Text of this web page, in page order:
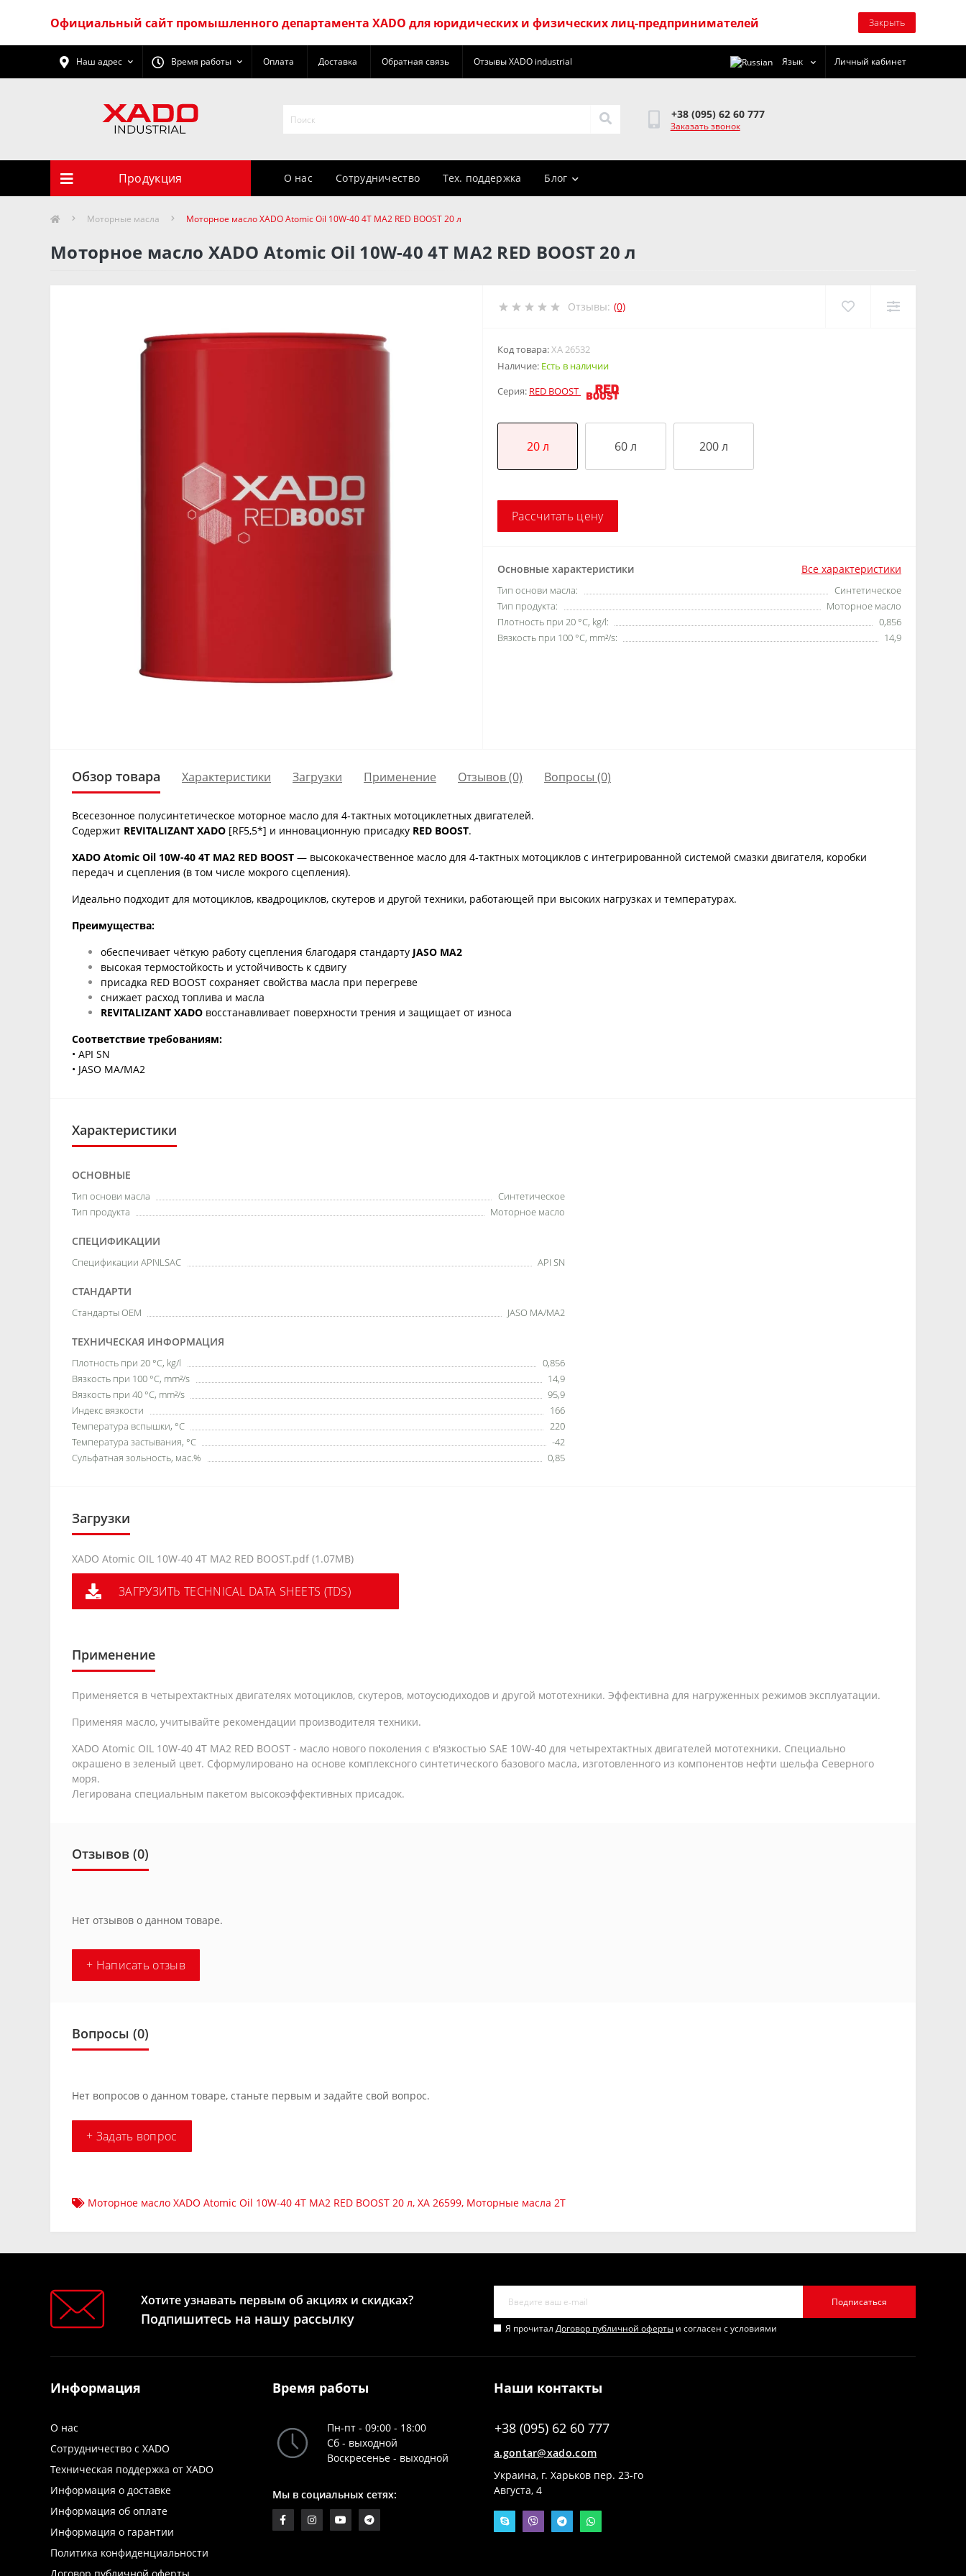
Официальный сайт промышленного департамента XADO для юридических и физических лиц-предпринимателей Закрыть
Наш адрес Время работы Оплата Доставка Обратная связь Отзывы XADO industrial Язык Личный кабинет
+38 (095) 62 60 777
Заказать звонок
Продукция О нас Сотрудничество Тех. поддержка Блог
Моторные масла Моторное масло XADO Atomic Oil 10W-40 4T MA2 RED BOOST 20 л
Моторное масло XADO Atomic Oil 10W-40 4T MA2 RED BOOST 20 л
Отзывы: (0)
Код товара:XA 26532
Наличие: Есть в наличии
Серия: RED BOOST
20 л 60 л 200 л
Рассчитать цену
Основные характеристики Все характеристики
Тип основи масла:
Синтетическое
Тип продукта:
Моторное масло
Плотность при 20 °С, kg/l:
0,856
Вязкость при 100 °C, mm²/s:
14,9
Обзор товара Характеристики Загрузки Применение Отзывов (0) Вопросы (0)
Всесезонное полусинтетическое моторное масло для 4-тактных мотоциклетных двигателей.
Содержит REVITALIZANT XADO [RF5,5*] и инновационную присадку RED BOOST.
XADO Atomic Oil 10W-40 4T MA2 RED BOOST — высококачественное масло для 4-тактных мотоциклов с интегрированной системой смазки двигателя, коробки
передач и сцепления (в том числе мокрого сцепления).
Идеально подходит для мотоциклов, квадроциклов, скутеров и другой техники, работающей при высоких нагрузках и температурах.
Преимущества:
обеспечивает чёткую работу сцепления благодаря стандарту JASO MA2
высокая термостойкость и устойчивость к сдвигу
присадка RED BOOST сохраняет свойства масла при перегреве
снижает расход топлива и масла
REVITALIZANT XADO восстанавливает поверхности трения и защищает от износа
Соответствие требованиям:
• API SN
• JASO MA/MA2
Характеристики
ОСНОВНЫЕ
Тип основи масла
Синтетическое
Тип продукта
Моторное масло
СПЕЦИФИКАЦИИ
Спецификации API\ILSAC API SN
СТАНДАРТИ
Стандарты OEM JASO MA/MA2
ТЕХНИЧЕСКАЯ ИНФОРМАЦИЯ
Плотность при 20 °С, kg/l
0,856
Вязкость при 100 °C, mm²/s
14,9
Вязкость при 40 °C, mm²/s
95,9
Индекс вязкости
166
Температура вспышки, °C
220
Температура застывания, °C
-42
Сульфатная зольность, мас.%
0,85
Загрузки
XADO Atomic OIL 10W-40 4T MA2 RED BOOST.pdf (1.07MB)
ЗАГРУЗИТЬ TECHNICAL DATA SHEETS (TDS)
Применение
Применяется в четырехтактных двигателях мотоциклов, скутеров, мотоусюдиходов и другой мототехники. Эффективна для нагруженных режимов эксплуатации.
Применяя масло, учитывайте рекомендации производителя техники.
XADO Atomic OIL 10W-40 4T MA2 RED BOOST - масло нового поколения с в'язкостью SAE 10W-40 для четырехтактных двигателей мототехники. Специально
окрашено в зеленый цвет. Сформулировано на основе комплексного синтетического базового масла, изготовленного из компонентов нефти шельфа Северного
моря.
Легирована специальным пакетом высокоэффективных присадок.
Отзывов (0)
Нет отзывов о данном товаре.
+ Написать отзыв
Вопросы (0)
Нет вопросов о данном товаре, станьте первым и задайте свой вопрос.
+ Задать вопрос
Моторное масло XADO Atomic Oil 10W-40 4T MA2 RED BOOST 20 л, XA 26599, Моторные масла 2Т
Хотите узнавать первым об акциях и скидках?
Подпишитесь на нашу рассылку
Подписаться
Я прочитал Договор публичной оферты и согласен с условиями
Информация
О нас
Сотрудничество с XADO
Техническая поддержка от XADO
Информация о доставке
Информация об оплате
Информация о гарантии
Политика конфиденциальности
Время работы
Пн-пт - 09:00 - 18:00
Сб - выходной
Воскресенье - выходной
Мы в социальных сетях:
Наши контакты
+38 (095) 62 60 777
a.gontar@xado.com
Украина, г. Харьков пер. 23-го
Августа, 4